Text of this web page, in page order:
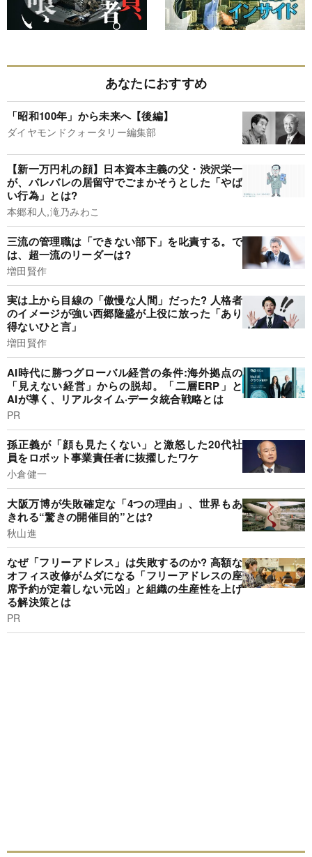
あなたにおすすめ
「昭和100年」から未来へ【後編】
ダイヤモンドクォータリー編集部
【新一万円札の顔】日本資本主義の父・渋沢栄一
が、バレバレの居留守でごまかそうとした「やば
い行為」とは?
本郷和人,滝乃みわこ
三流の管理職は「できない部下」を叱責する。で
は、超一流のリーダーは?
増田賢作
実は上から目線の「傲慢な人間」だった? 人格者
のイメージが強い西郷隆盛が上役に放った「あり
得ないひと言」
増田賢作
AI時代に勝つグローバル経営の条件:海外拠点の
「見えない経営」からの脱却。「二層ERP」と
AIが導く、リアルタイム·データ統合戦略とは
PR
孫正義が「顔も見たくない」と激怒した20代社
員をロボット事業責任者に抜擢したワケ
小倉健一
大阪万博が失敗確定な「4つの理由」、世界もあ
きれる“驚きの開催目的”とは?
秋山進
なぜ「フリーアドレス」は失敗するのか? 高額な
オフィス改修がムダになる「フリーアドレスの座
席予約が定着しない元凶」と組織の生産性を上げ
る解決策とは
PR